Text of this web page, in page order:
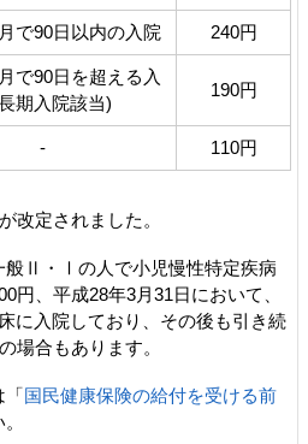
で90日以内の入院 240円
で90日を超える入
期入院該当)
190円
- 110円
改定されました。
般Ⅱ・Ⅰの人で小児慢性特定疾病
円、平成28年3月31日において、
に入院しており、その後も引き続
場合もあります。
「国民健康保険の給付を受ける前